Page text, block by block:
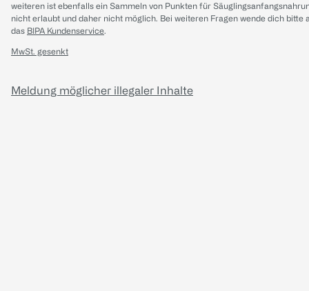
weiteren ist ebenfalls ein Sammeln von Punkten für
nicht erlaubt und daher nicht möglich. Bei weiteren Fragen wende dich bitte
das BIPA Kundenservice.
MwSt. gesenkt
Meldung möglicher illegaler Inhalte